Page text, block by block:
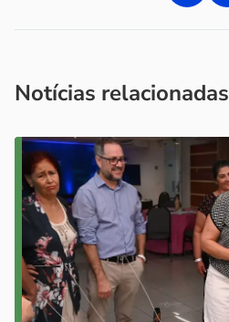
Notícias relacionadas